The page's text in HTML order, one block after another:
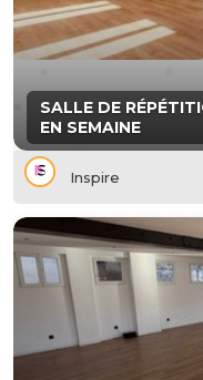
SALLE DE
EN SEMAINE
Inspire